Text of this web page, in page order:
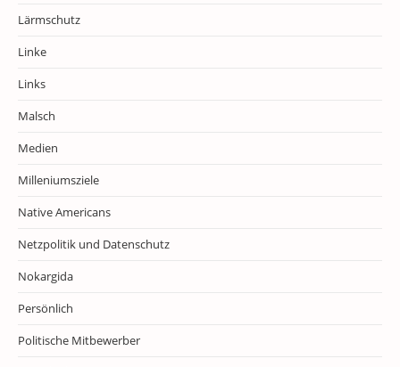
Lärmschutz
Linke
Links
Malsch
Medien
Milleniumsziele
Native Americans
Netzpolitik und Datenschutz
Nokargida
Persönlich
Politische Mitbewerber